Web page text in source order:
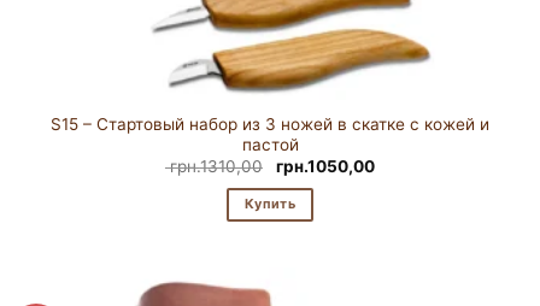
S15 – Стартовый набор из 3 ножей в скатке с кожей и
пастой
грн.1310,00
Первоначальная
цена
составляла
грн.1310,00.
грн.1050,00Текущая
Купить